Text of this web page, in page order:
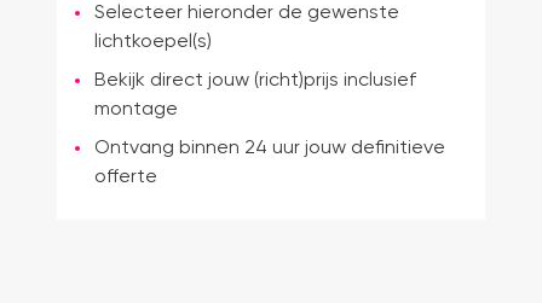
Selecteer hieronder de gewenste
lichtkoepel(s)
Bekijk direct jouw (richt)prijs inclusief
montage
Ontvang binnen 24 uur jouw definitieve
offerte